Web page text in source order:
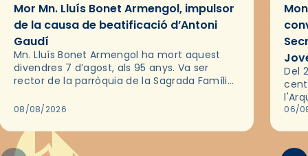
Mor Mn. Lluís Bonet Armengol, impulsor
de la causa de beatificació d’Antoni
Gaudí
Mn. Lluís Bonet Armengol ha mort aquest
divendres 7 d’agost, als 95 anys. Va ser
rector de la parròquia de la Sagrada Família
2018,…
08/08/2026
Del
les
06/